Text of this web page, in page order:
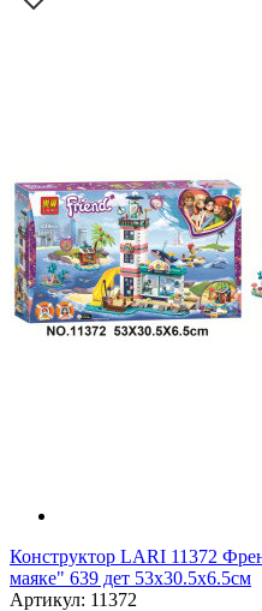
Конструктор LARI 11372
маяке" 639 дет 53х30.5х6.5см
Артикул: 11372